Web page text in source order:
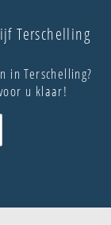
Terschelling
in Terschelling?
u klaar!